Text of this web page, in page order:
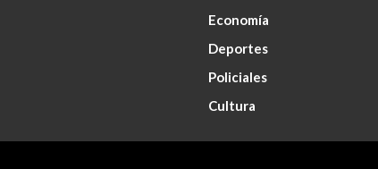
Economía
Deportes
Policiales
Cultura